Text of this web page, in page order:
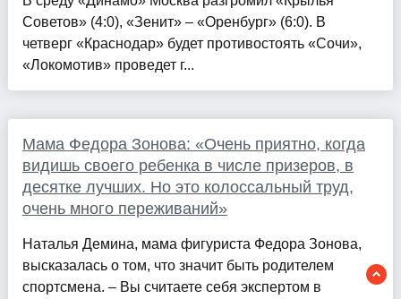
Советов» (4:0), «Зенит» – «Оренбург» (6:0). В
четверг «Краснодар» будет противостоять «Сочи»,
«Локомотив» проведет г...
Мама Федора Зонова: «Очень приятно, когда
видишь своего ребенка в числе призеров, в
десятке лучших. Но это колоссальный труд,
очень много переживаний»
Наталья Демина, мама фигуриста Федора Зонова,
высказалась о том, что значит быть родителем
спортсмена. – Вы считаете себя экспертом в